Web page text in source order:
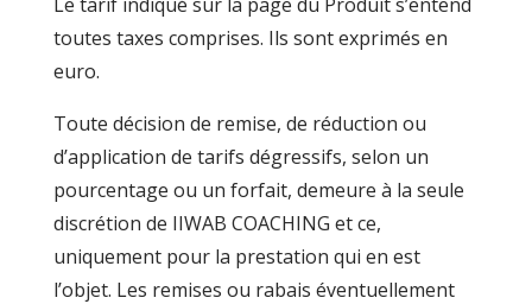
toutes taxes comprises. Ils sont exprimés en
euro.
Toute décision de remise, de réduction ou
d’application de tarifs dégressifs, selon un
pourcentage ou un forfait, demeure à la seule
discrétion de IIWAB COACHING et ce,
uniquement pour la prestation qui en est
l’objet. Les remises ou rabais éventuellement